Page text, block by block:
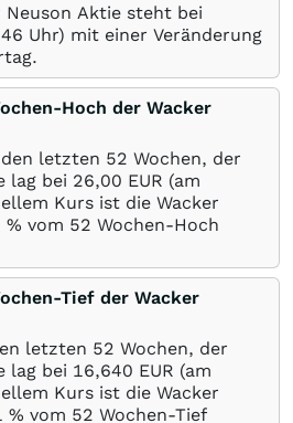
Neuson Aktie steht bei
Uhr) mit einer Veränderung
Hoch der Wacker
letzten 52 Wochen, der
lag bei 26,00 EUR (am
Kurs ist die Wacker
% vom 52 Wochen-Hoch
Tief der Wacker
letzten 52 Wochen, der
lag bei 16,640 EUR (am
Kurs ist die Wacker
% vom 52 Wochen-Tief